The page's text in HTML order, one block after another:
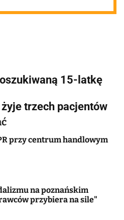
15-latkę
trzech pacjentów
przy centrum handlowym
na poznańskim
przybiera na sile"